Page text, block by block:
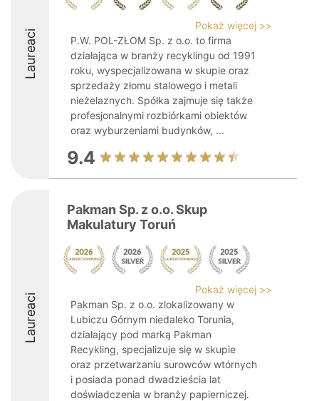
Laureaci
Pokaż więcej >>
P.W. POL-ZŁOM Sp. z o.o. to firma
działająca w branży recyklingu od 1991
roku, wyspecjalizowana w skupie oraz
sprzedaży złomu stalowego i metali
nieżelaznych. Spółka zajmuje się także
profesjonalnymi rozbiórkami obiektów
oraz wyburzeniami budynków, ...
9.4
Laureaci
Pakman Sp. z o.o. Skup
Makulatury Toruń
Pokaż więcej >>
Pakman Sp. z o.o. zlokalizowany w
Lubiczu Górnym niedaleko Torunia,
działający pod marką Pakman
Recykling, specjalizuje się w skupie
oraz przetwarzaniu surowców wtórnych
i posiada ponad dwadzieścia lat
doświadczenia w branży papierniczej.